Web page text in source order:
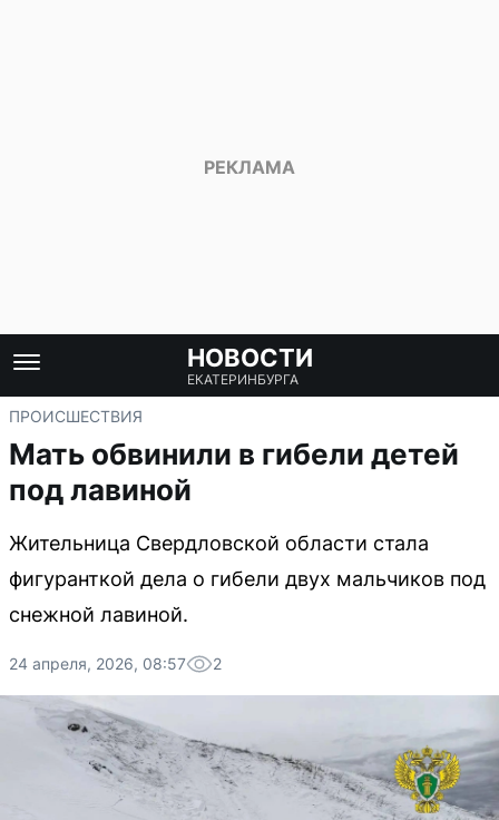
НОВОСТИ
ЕКАТЕРИНБУРГА
ПРОИСШЕСТВИЯ
Мать обвинили в гибели детей
под лавиной
Жительница Свердловской области стала
фигуранткой дела о гибели двух мальчиков под
снежной лавиной.
24 апреля, 2026, 08:57 2